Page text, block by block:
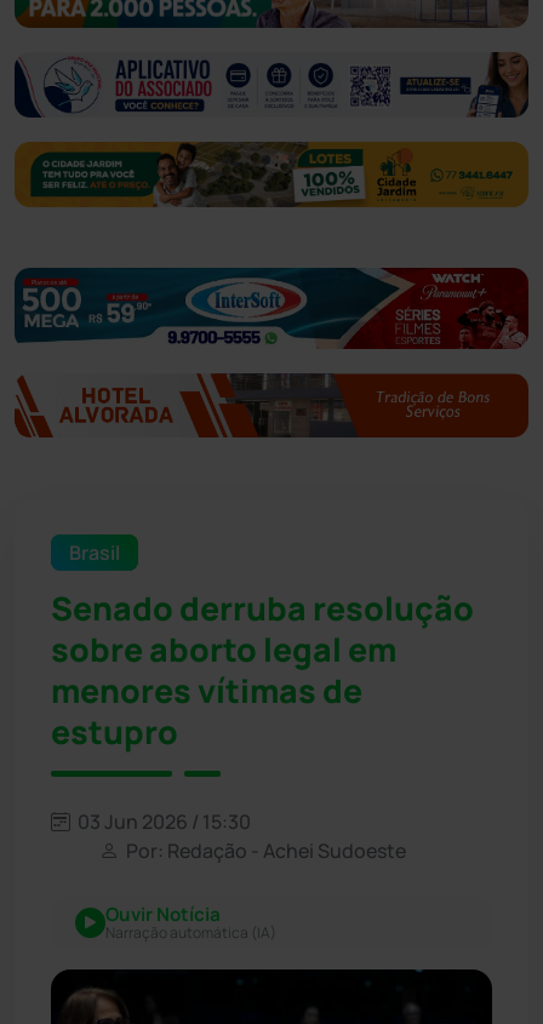
Brasil
Senado derruba resolução
sobre aborto legal em
menores vítimas de
estupro
03 Jun 2026 / 15:30
Por: Redação - Achei Sudoeste
Ouvir Notícia
Narração automática (IA)